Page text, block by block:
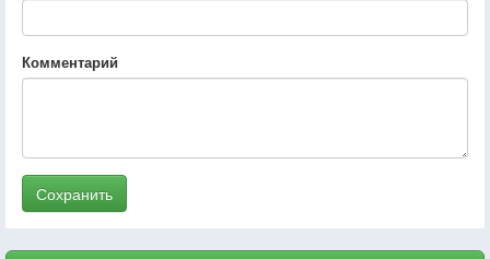
Комментарий
Сохранить